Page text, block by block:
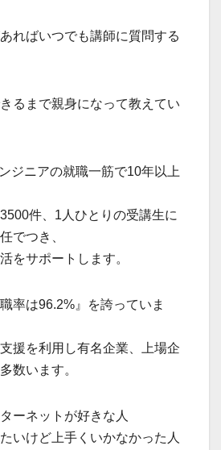
ればいつでも講師に質問する
るまで親身になって教えてい
ジニアの就職一筋で10年以上
件、1人ひとりの受講生に
でつき、
をサポートします。
率は96.2%』を誇っていま
援を利用し有名企業、上場企
数います。
ーネットが好きな人
いけど上手くいかなかった人